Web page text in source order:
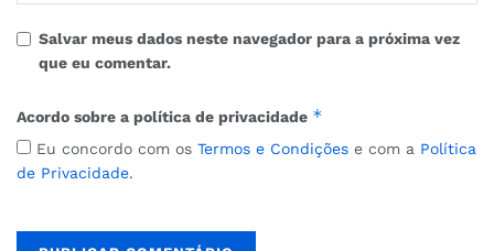
Salvar meus dados neste navegador para a próxima vez
que eu comentar.
Acordo sobre a política de privacidade *
Eu concordo com os Termos e Condições e com a Política
de Privacidade.